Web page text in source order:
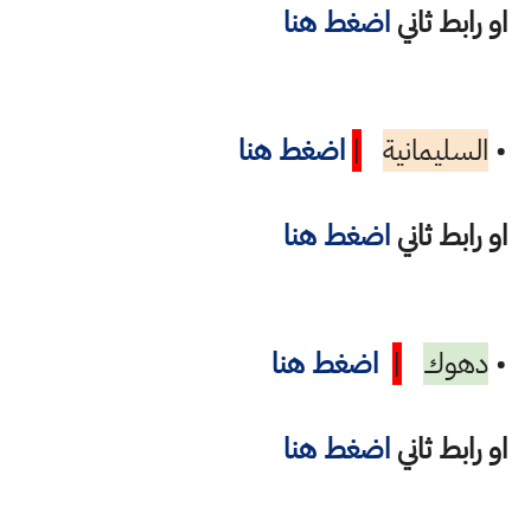
او رابط ثانياضغط هنا
• السليمانية | اضغط هنا
او رابط ثانياضغط هنا
•دهوك | اضغط هنا
او رابط ثانياضغط هنا